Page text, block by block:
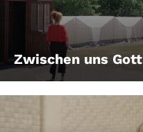
Zwischen uns Gott